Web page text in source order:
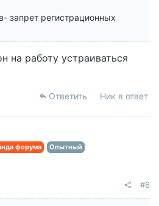
запрет регистрационных
на работу устраиваться
Ответить Ник в ответ
форума Опытный
#6